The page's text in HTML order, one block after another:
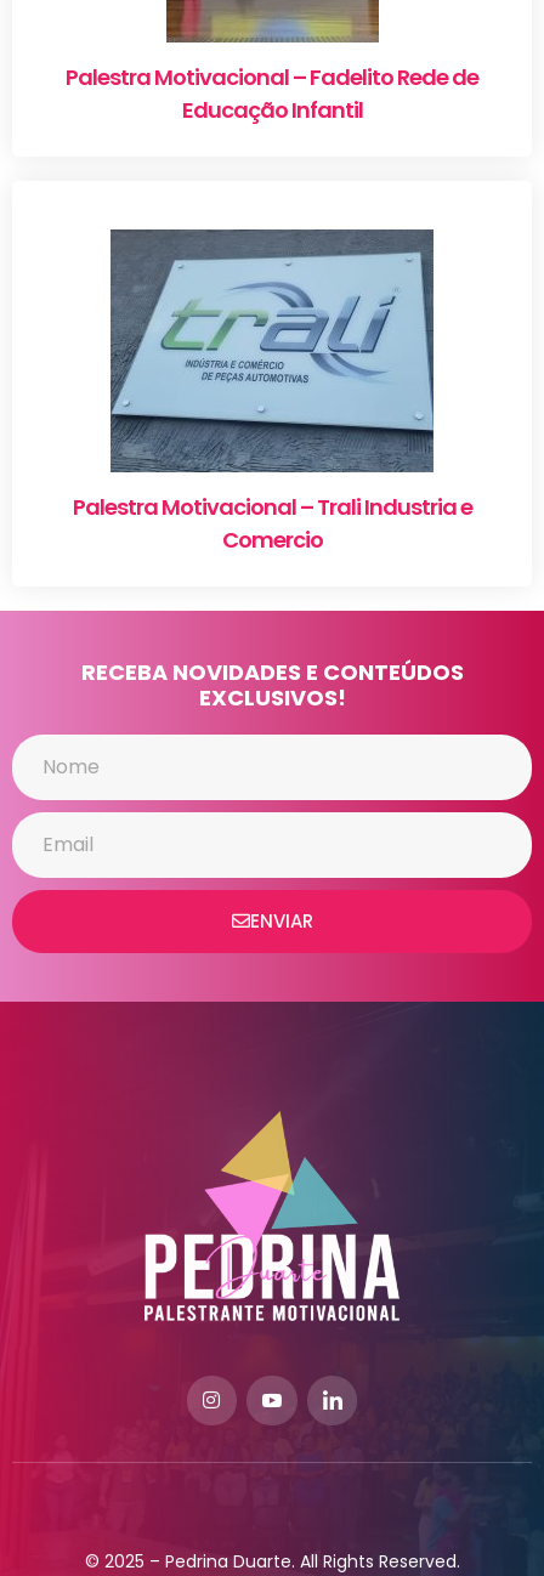
Palestra Motivacional – Fadelito Rede de
Educação Infantil
Palestra Motivacional – Trali Industria e
Comercio
RECEBA NOVIDADES E CONTEÚDOS
EXCLUSIVOS!
ENVIAR
© 2025 – Pedrina Duarte. All Rights Reserved.